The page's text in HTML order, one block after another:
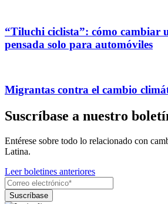
“Tiluchi ciclista”: cómo cambiar
pensada solo para automóviles
Migrantas contra el cambio
Suscríbase a nuestro
Entérese sobre todo lo relacionado con
Latina.
Leer boletines anteriores